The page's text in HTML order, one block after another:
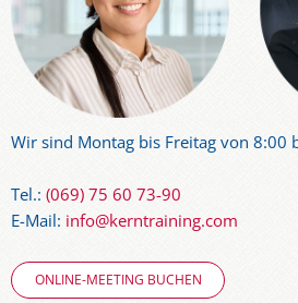
Wir sind Montag bis Freitag von 8:00
Tel.: (069) 75 60 73-90
E-Mail: info@kerntraining.com
ONLINE-MEETING BUCHEN